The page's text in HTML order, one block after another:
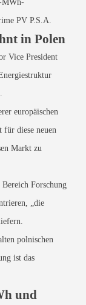
MWh-
PV P.S.A.
in Polen
Vice President
europäischen
für diese neuen
Markt zu
Forschung
„die
polnischen
ist das
und